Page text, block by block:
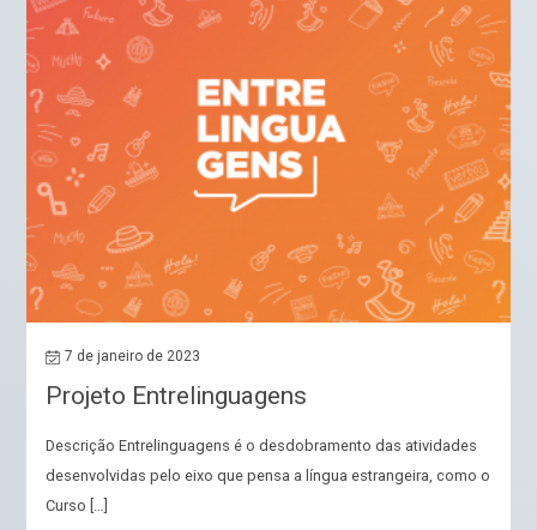
7 de janeiro de 2023
Projeto Entrelinguagens
Descrição Entrelinguagens é o desdobramento das atividades
desenvolvidas pelo eixo que pensa a língua estrangeira, como o
Curso […]